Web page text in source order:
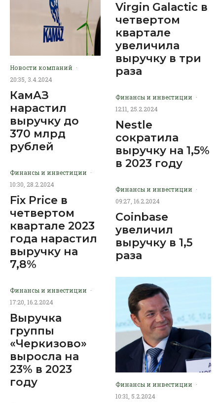
Новости компаний ·
20:35, 3.4.2024
КамАЗ
нарастил
выручку до
370 млрд
рублей
Финансы и инвестиции ·
10:30, 28.2.2024
Fix Price в
четвертом
квартале 2023
года нарастил
выручку на
7,8%
Финансы и инвестиции ·
17:20, 16.2.2024
Выручка
группы
«Черкизово»
выросла на
23% в 2023
году
Virgin Galactic в
четвертом
квартале
увеличила
выручку в три
раза
Финансы и инвестиции ·
12:11, 25.2.2024
Nestle
сократила
выручку на 1,5%
в 2023 году
Финансы и инвестиции ·
09:27, 16.2.2024
Coinbase
увеличил
выручку в 1,5
раза
Финансы и инвестиции ·
10:31, 5.2.2024